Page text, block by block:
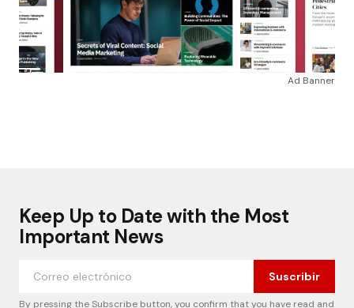
Ad Banner
Keep Up to Date with the Most
Important News
Suscribir
By pressing the Subscribe button, you confirm that you have read and